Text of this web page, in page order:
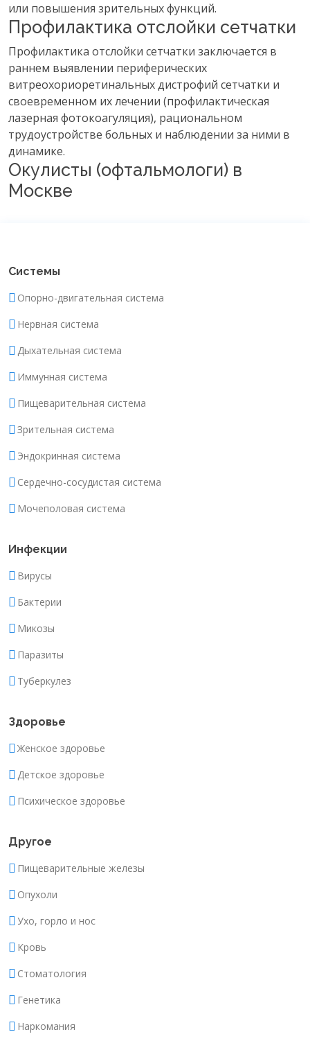
или повышения зрительных функций.
Профилактика отслойки сетчатки
Профилактика отслойки сетчатки заключается в
раннем выявлении периферических
витреохориоретинальных дистрофий сетчатки и
своевременном их лечении (профилактическая
лазерная фотокоагуляция), рациональном
трудоустройстве больных и наблюдении за ними в
динамике.
Окулисты (офтальмологи) в
Москве
Системы
Опорно-двигательная система
Нервная система
Дыхательная система
Иммунная система
Пищеварительная система
Зрительная система
Эндокринная система
Сердечно-сосудистая система
Мочеполовая система
Инфекции
Вирусы
Бактерии
Микозы
Паразиты
Туберкулез
Здоровье
Женское здоровье
Детское здоровье
Психическое здоровье
Другое
Пищеварительные железы
Опухоли
Ухо, горло и нос
Кровь
Стоматология
Генетика
Наркомания